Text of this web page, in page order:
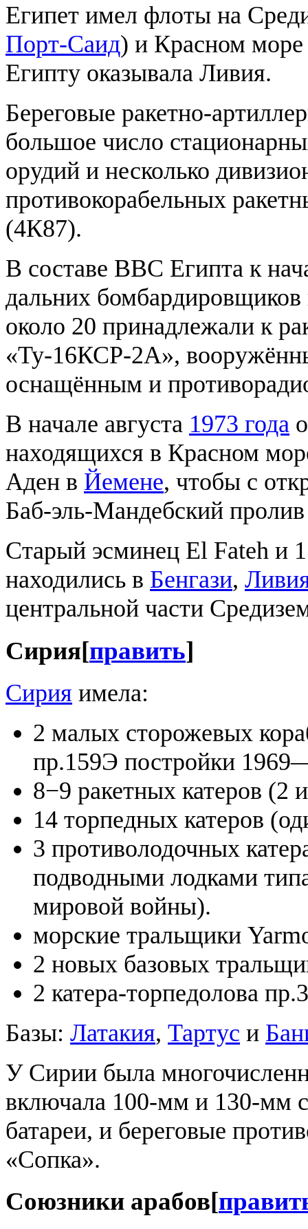
Египет имел флоты на
Порт-Саид) и Красном
Египту оказывала Ливия.
Береговые ракетно-
большое число
орудий и несколько
противокорабельных
(4К87).
В составе ВВС Египта к
дальних бомбардировщиков
около 20 принадлежали к
«Ту-16КСР-2А»,
оснащённым и
В начале августа 1973 года
находящихся в Красном
Аден в Йемене, чтобы с
Баб-эль-Мандебский
Старый эсминец El Fateh и 1
находились в Бенгази,
центральной части
Сирия[править]
Сирия имела:
2 малых сторожевых
пр.159Э постройки
8−9 ракетных катеров (2
14 торпедных катеров
3 противолодочных
подводными лодками
мировой войны).
морские тральщики
2 новых базовых
2 катера-торпедолова
Базы: Латакия, Тартус и
У Сирии была
включала 100-мм и 130-мм
батареи, и береговые
«Сопка».
Союзники арабов[